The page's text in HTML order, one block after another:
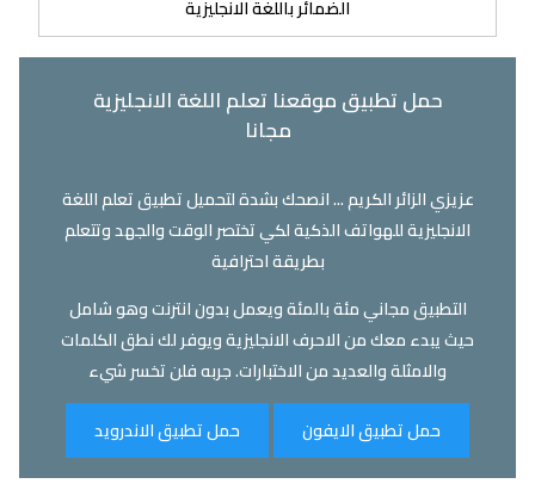
الضمائر باللغة الانجليزية
حمل تطبيق موقعنا تعلم اللغة الانجليزية
مجانا
عزيزي الزائر الكريم ... انصحك بشدة لتحميل تطبيق تعلم اللغة
الانجليزية للهواتف الذكية لكي تختصر الوقت والجهد وتتعلم
بطريقة احترافية
التطبيق مجاني مئة بالمئة ويعمل بدون انترنت وهو شامل
حيث يبدء معك من الاحرف الانجليزية ويوفر لك نطق الكلمات
والامثلة والعديد من الاختبارات. جربه فلن تخسر شيء
حمل تطبيق الايفون
حمل تطبيق الاندرويد